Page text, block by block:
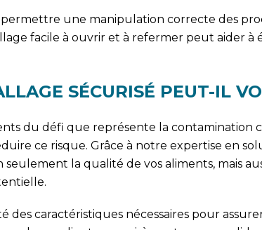
permettre une manipulation correcte des
facile à ouvrir et à refermer peut aider à
SÉCURISÉ PEUT-IL
du défi que représente la contamination
ce risque. Grâce à notre expertise en
la qualité de vos aliments, mais
des caractéristiques nécessaires pour